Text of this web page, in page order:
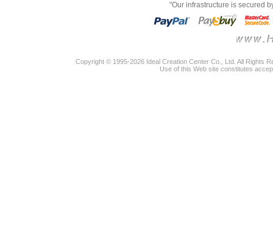
"Our infrastructure is secured
Copyright © 1995-2026 Ideal Creation Center Co., Ltd. All Rights
Use of this Web site constitutes